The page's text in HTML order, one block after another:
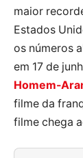
maior
Estados
os números
em 17 de
Homem-
filme da
filme chega